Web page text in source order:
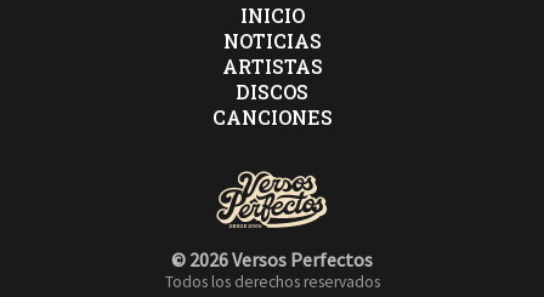
INICIO
NOTICIAS
ARTISTAS
DISCOS
CANCIONES
© 2026 Versos Perfectos
Todos los derechos reservados